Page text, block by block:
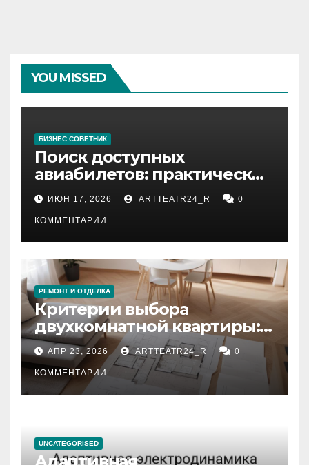
YOU MISSED
БИЗНЕС СОВЕТНИК
Поиск доступных
авиабилетов: практические
рекомендации
ИЮН 17, 2026 ARTTEATR24_R 0
КОММЕНТАРИИ
РЕМОНТ И ОТДЕЛКА
Критерии выбора
двухкомнатной квартиры:
планировка, площадь,
состояние и документация
АПР 23, 2026 ARTTEATR24_R 0
КОММЕНТАРИИ
UNCATEGORISED